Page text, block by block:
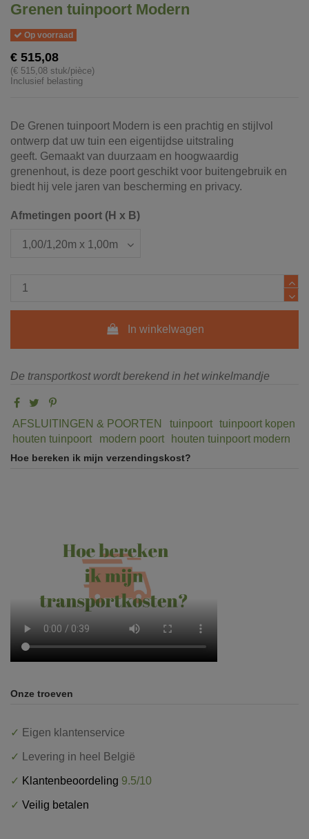
Grenen tuinpoort Modern
Op voorraad
€ 515,08
(€ 515,08 stuk/pièce)
Inclusief belasting
De Grenen tuinpoort Modern is een prachtig en stijlvol
ontwerp dat uw tuin een eigentijdse uitstraling
geeft. Gemaakt van duurzaam en hoogwaardig
grenenhout, is deze poort geschikt voor buitengebruik en
biedt hij vele jaren van bescherming en privacy.
Afmetingen poort (H x B)
In winkelwagen
De transportkost wordt berekend in het winkelmandje
AFSLUITINGEN & POORTEN tuinpoort
tuinpoort kopen
houten tuinpoort
modern poort houten tuinpoort modern
Hoe bereken ik mijn verzendingskost?
Onze troeven
✓ Eigen klantenservice
✓ Levering in heel België
✓ Klantenbeoordeling 9.5/10
✓ Veilig betalen